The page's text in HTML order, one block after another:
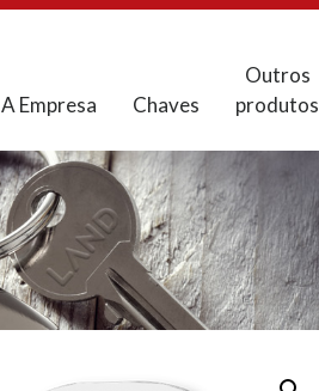
A Empresa Chaves
Outros
produtos